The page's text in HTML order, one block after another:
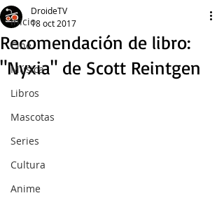
Inicio
Cine
Música
Libros
Mascotas
Series
Cultura
Anime
Recomendación de libro:
"Nyxia" de Scott Reintgen
DroideTV
18 oct 2017